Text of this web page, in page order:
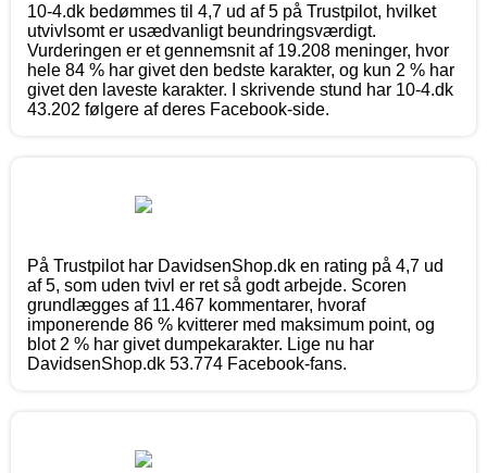
10-4.dk bedømmes til 4,7 ud af 5 på Trustpilot, hvilket
utvivlsomt er usædvanligt beundringsværdigt.
Vurderingen er et gennemsnit af 19.208 meninger, hvor
hele 84 % har givet den bedste karakter, og kun 2 % har
givet den laveste karakter. I skrivende stund har 10-4.dk
43.202 følgere af deres Facebook-side.
På Trustpilot har DavidsenShop.dk en rating på 4,7 ud
af 5, som uden tvivl er ret så godt arbejde. Scoren
grundlægges af 11.467 kommentarer, hvoraf
imponerende 86 % kvitterer med maksimum point, og
blot 2 % har givet dumpekarakter. Lige nu har
DavidsenShop.dk 53.774 Facebook-fans.